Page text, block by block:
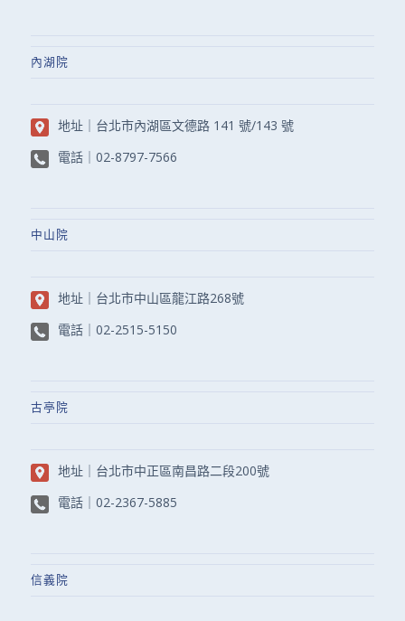
內湖院
地址｜ 台北市內湖區文德路 141 號/143 號
電話｜ 02-8797-7566
中山院
地址｜ 台北市中山區龍江路268號
電話｜ 02-2515-5150
古亭院
地址｜ 台北市中正區南昌路二段200號
電話｜ 02-2367-5885
信義院